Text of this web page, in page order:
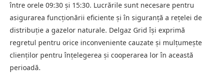
între orele 09:30 și 15:30. Lucrările sunt necesare pentru
asigurarea funcționării eficiente și în siguranță a rețelei de
distribuție a gazelor naturale. Delgaz Grid își exprimă
regretul pentru orice inconveniente cauzate și mulțumește
clienților pentru înțelegerea și cooperarea lor în această
perioadă.